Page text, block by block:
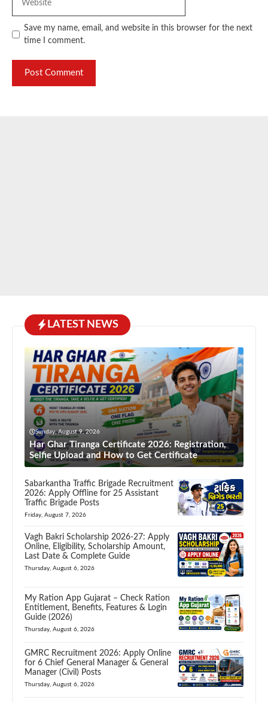
Save my name, email, and website in this browser for the next
time I comment.
LATEST NEWS
Sunday, August 9, 2026
Har Ghar Tiranga Certificate 2026: Registration,
Selfie Upload and How to Get Certificate
Sabarkantha Traffic Brigade Recruitment
2026: Apply Offline for 25 Assistant
Traffic Brigade Posts
Friday, August 7, 2026
Vagh Bakri Scholarship 2026-27: Apply
Online, Eligibility, Scholarship Amount,
Last Date & Complete Guide
Thursday, August 6, 2026
My Ration App Gujarat – Check Ration
Entitlement, Benefits, Features & Login
Guide (2026)
Thursday, August 6, 2026
GMRC Recruitment 2026: Apply Online
for 6 Chief General Manager & General
Manager (Civil) Posts
Thursday, August 6, 2026